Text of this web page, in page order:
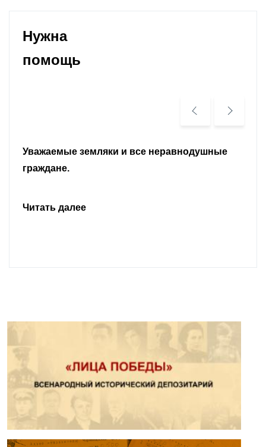
Нужна
помощь
Уважаемые земляки и все неравнодушные
граждане.
Читать далее